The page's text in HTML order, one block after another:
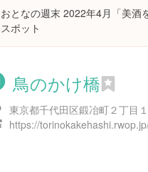
おとなの週末 2022年4月「美酒
スポット
鳥のかけ橋
https://